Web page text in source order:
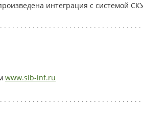
интеграция с системой
www.sib-inf.ru